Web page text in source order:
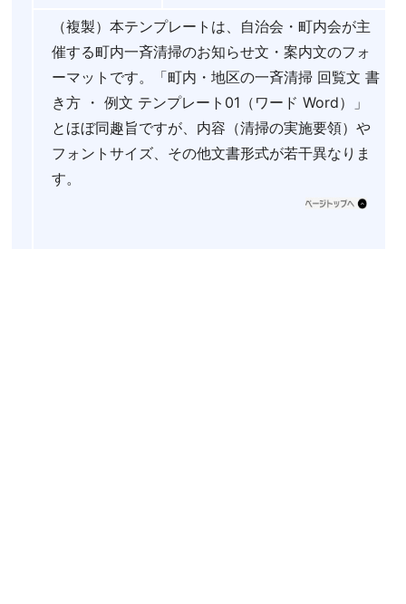
（複製）本テンプレートは、自治会・町内会が主
催する町内一斉清掃のお知らせ文・案内文のフォ
ーマットです。「町内・地区の一斉清掃 回覧文 書
き方 ・ 例文 テンプレート01（ワード Word）」
とほぼ同趣旨ですが、内容（清掃の実施要領）や
フォントサイズ、その他文書形式が若干異なりま
す。